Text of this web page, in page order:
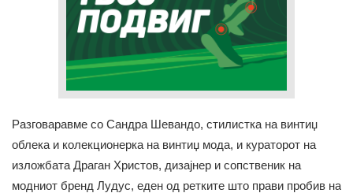
Разговаравме со Сандра Шевандо, стилистка на винтиџ
облека и колекционерка на винтиџ мода, и кураторот на
изложбата Драган Христов, дизајнер и сопственик на
модниот бренд Лудус, еден од ретките што прави пробив на